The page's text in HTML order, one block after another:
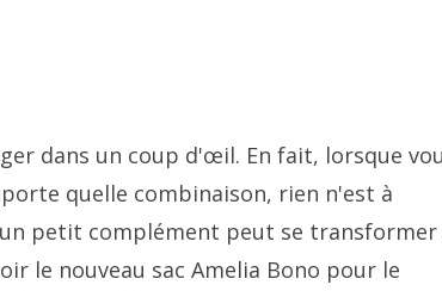
dans un coup d'œil. En fait, lorsque
quelle combinaison, rien n'est à
petit complément peut se transformer
le nouveau sac Amelia Bono pour le